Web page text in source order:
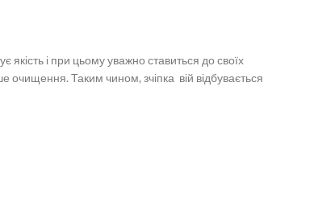
і при цьому уважно ставиться до своїх
очищення. Таким чином, зчіпка вій відбувається